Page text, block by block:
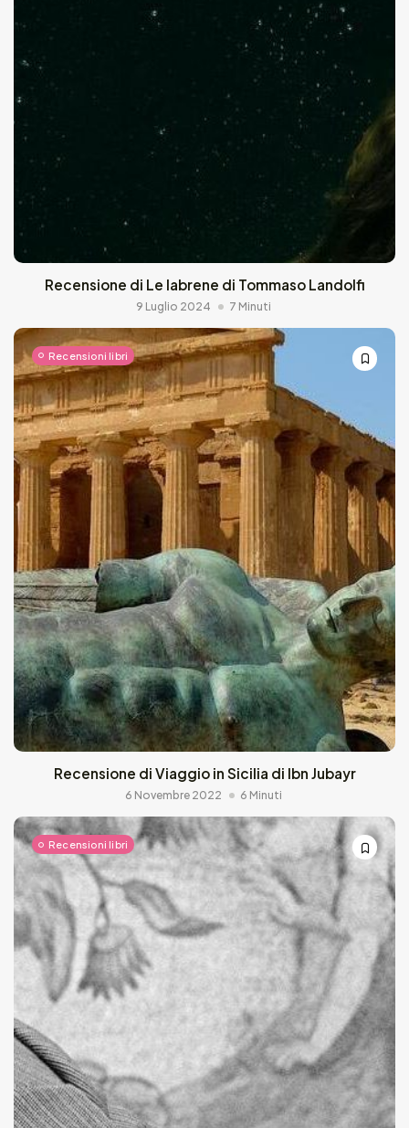
Recensione di Le labrene di Tommaso Landolfi
9 Luglio 2024 7 Minuti
Recensioni libri
Recensione di Viaggio in Sicilia di Ibn Jubayr
6 Novembre 2022 6 Minuti
Recensioni libri